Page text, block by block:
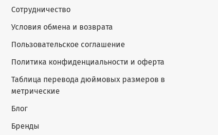
Сотрудничество
Условия обмена и возврата
Пользовательское соглашение
Политика конфиденциальности и оферта
Таблица перевода дюймовых размеров в
метрические
Блог
Бренды